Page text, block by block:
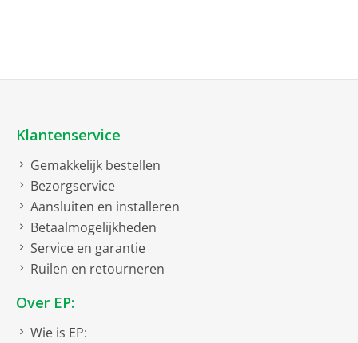
Klantenservice
Gemakkelijk bestellen
Bezorgservice
Aansluiten en installeren
Betaalmogelijkheden
Service en garantie
Ruilen en retourneren
Over EP:
Wie is EP: